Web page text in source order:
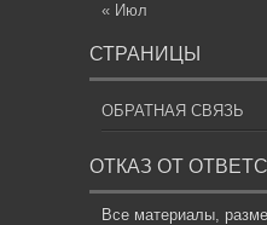
« Июл
СТРАНИЦЫ
ОБРАТНАЯ СВЯЗЬ
ОТКАЗ ОТ
Все материалы,